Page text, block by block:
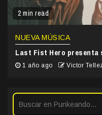
2 min read
NUEVA MÚSICA
Last Fist Hero presenta
1 año ago Victor